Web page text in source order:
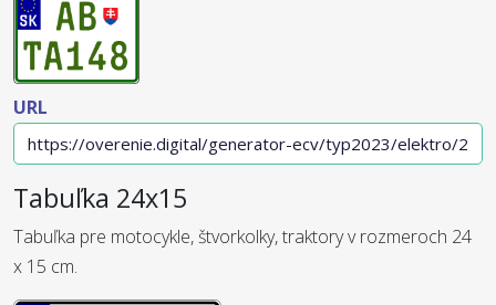
URL
Tabuľka 24x15
Tabuľka pre motocykle, štvorkolky, traktory v rozmeroch 24
x 15 cm.